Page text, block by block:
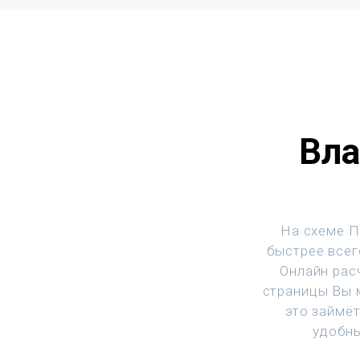
На схеме
быстрее
Онлайн
страницы Вы
это